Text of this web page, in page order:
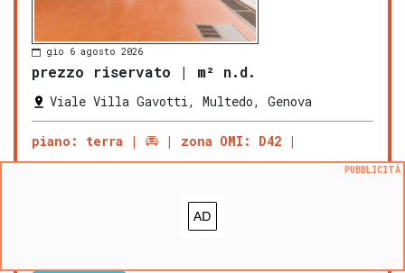
gio 6 agosto 2026
prezzo riservato | m² n.d.
Viale Villa Gavotti, Multedo, Genova
piano: terra zona OMI: D42
Posto auto -GenovaMultedo di Pegli,
capolinea del bus, proponiamo in
vendita ampio box singolo di facile
PUBBLICITÀ